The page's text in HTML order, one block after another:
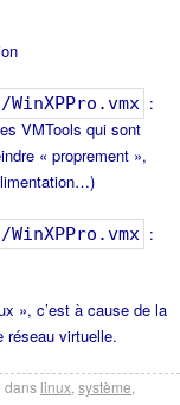
:
VMTools qui sont
« proprement »,
:
», c’est à cause de la
réseau virtuelle.
dans linux système